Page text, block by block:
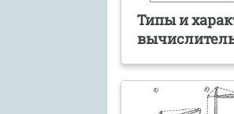
Типы и